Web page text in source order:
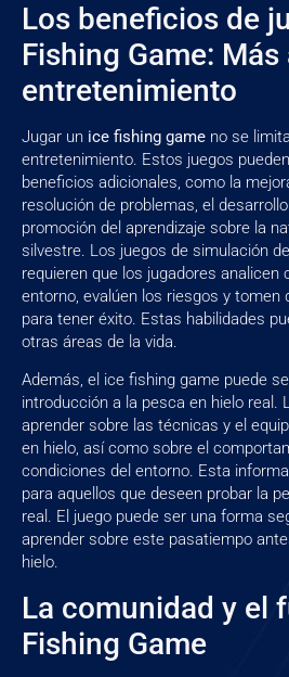
Los beneficios de
Fishing Game: Más
entretenimiento
Jugar un ice fishing game no se
entretenimiento. Estos juegos
beneficios adicionales, como la
resolución de problemas, el
promoción del aprendizaje sobre la
silvestre. Los juegos de simulación
requieren que los jugadores analicen
entorno, evalúen los riesgos y
para tener éxito. Estas habilidades
otras áreas de la vida.
Además, el ice fishing game puede
introducción a la pesca en hielo real.
aprender sobre las técnicas y el
en hielo, así como sobre el
condiciones del entorno. Esta
para aquellos que deseen probar la
real. El juego puede ser una forma
aprender sobre este pasatiempo
hielo.
La comunidad y el
Fishing Game